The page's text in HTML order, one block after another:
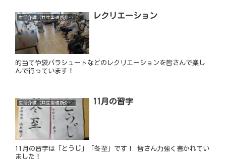
生活介護（共生型通所介護） レクリエーション
的当てや袋パラシュートなどのレクリエーションを皆さんで楽し
んで行っています！
生活介護（共生型通所介護） 11月の習字
11月の習字は「とうじ」「冬至」です！ 皆さん力強く書かれてい
ました！